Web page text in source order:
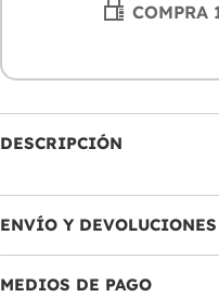
COMPRA
DESCRIPCIÓN
ENVÍO Y DEVOLUCIONES
MEDIOS DE PAGO